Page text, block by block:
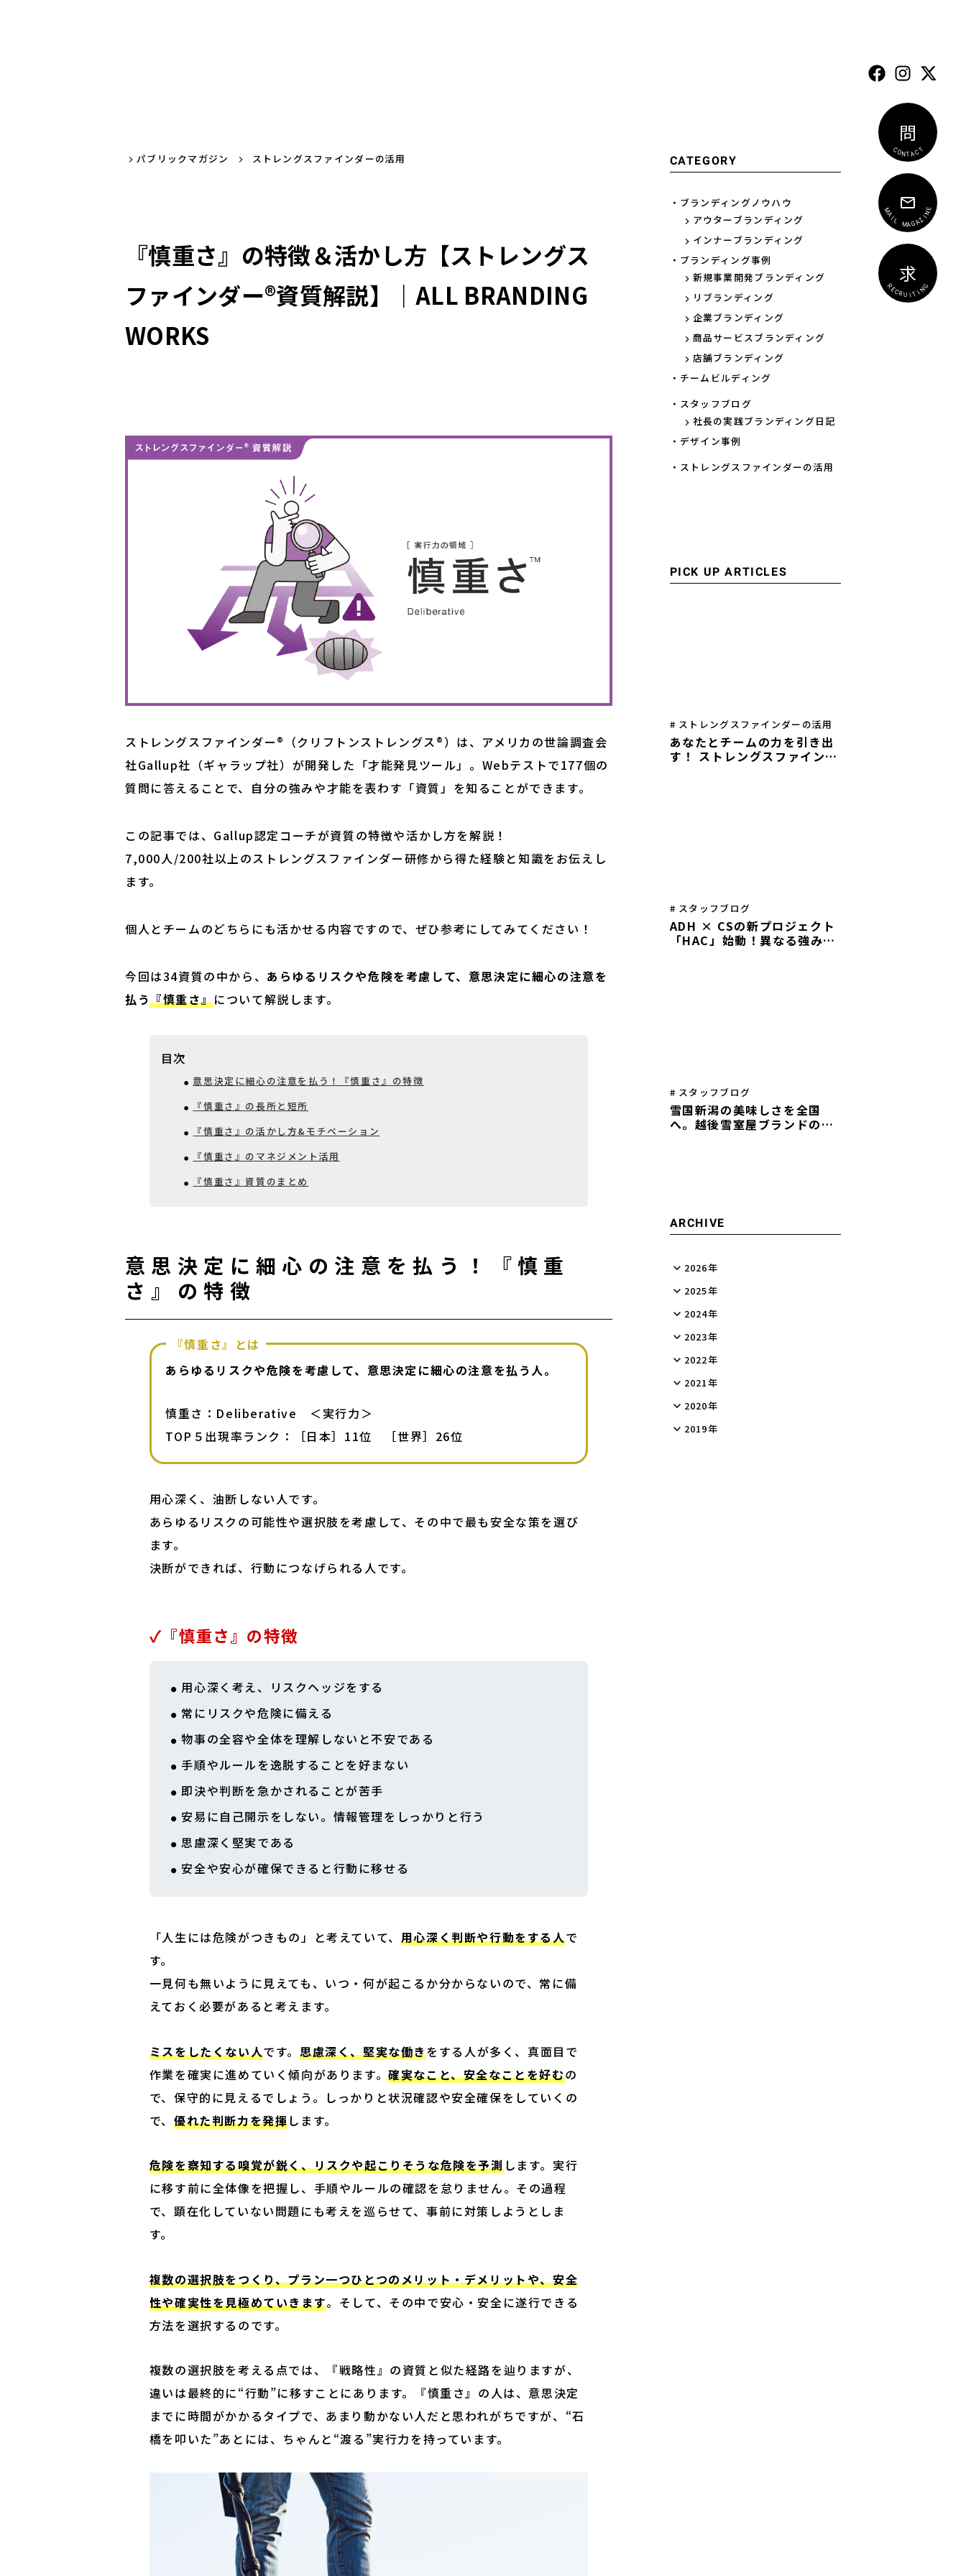
C
ONTA
C
T
問
M
A
ILMA
G
A
Z
I
N
E
R
E
C
RUITI
N
G
求
パブリックマガジン ストレングスファインダーの活用
『慎重さ』の特徴＆活かし方【ストレングス
ファインダー®資質解説】｜ALL BRANDING
WORKS
ストレングスファインダー®（クリフトンストレングス®）は、アメリカの世論調査会
社Gallup社（ギャラップ社）が開発した「才能発見ツール」。Webテストで177個の
質問に答えることで、自分の強みや才能を表わす「資質」を知ることができます。
この記事では、Gallup認定コーチが資質の特徴や活かし方を解説！
7,000人/200社以上のストレングスファインダー研修から得た経験と知識をお伝えし
ます。
個人とチームのどちらにも活かせる内容ですので、ぜひ参考にしてみてください！
今回は34資質の中から、 あらゆるリスクや危険を考慮して、意思決定に細心の注意を
払う『慎重さ』について解説します。
目次
意思決定に細心の注意を払う！『慎重さ』の特徴
『慎重さ』の長所と短所
『慎重さ』の活かし方&モチベーション
『慎重さ』のマネジメント活用
『慎重さ』資質のまとめ
意思決定に細心の注意を払う！『慎重
さ』の特徴
『慎重さ』とは
あらゆるリスクや危険を考慮して、意思決定に細心の注意を払う人。
慎重さ：Deliberative　＜実行力＞
TOP５出現率ランク：［日本］11位　［世界］26位
用心深く、油断しない人です。
あらゆるリスクの可能性や選択肢を考慮して、その中で最も安全な策を選び
ます。
決断ができれば、行動につなげられる人です。
✓『慎重さ』の特徴
用心深く考え、リスクヘッジをする
常にリスクや危険に備える
物事の全容や全体を理解しないと不安である
手順やルールを逸脱することを好まない
即決や判断を急かされることが苦手
安易に自己開示をしない。情報管理をしっかりと行う
思慮深く堅実である
安全や安心が確保できると行動に移せる
「人生には危険がつきもの」と考えていて、 用心深く判断や行動をする人で
す。
一見何も無いように見えても、いつ・何が起こるか分からないので、常に備
えておく必要があると考えます。
ミスをしたくない人です。思慮深く、堅実な働きをする人が多く、真面目で
作業を確実に進めていく傾向があります。確実なこと、安全なことを好むの
で、保守的に見えるでしょう。しっかりと状況確認や安全確保をしていくの
で、優れた判断力を発揮します。
危険を察知する嗅覚が鋭く、リスクや起こりそうな危険を予測します。実行
に移す前に全体像を把握し、手順やルールの確認を怠りません。その過程
で、顕在化していない問題にも考えを巡らせて、事前に対策しようとしま
す。
複数の選択肢をつくり、プラン一つひとつのメリット・デメリットや、安全
性や確実性を見極めていきます。そして、その中で安心・安全に遂行できる
方法を選択するのです。
複数の選択肢を考える点では、『戦略性』の資質と似た経路を辿りますが、
違いは最終的に“行動”に移すことにあります。『慎重さ』の人は、意思決定
までに時間がかかるタイプで、あまり動かない人だと思われがちですが、“石
橋を叩いた”あとには、ちゃんと“渡る”実行力を持っています。
CATEGORY
・ブランディングノウハウ
アウターブランディング
インナーブランディング
・ブランディング事例
新規事業開発ブランディング
リブランディング
企業ブランディング
商品サービスブランディング
店舗ブランディング
・チームビルディング
・スタッフブログ
社長の実践ブランディング日記
・デザイン事例
・ストレングスファインダーの活用
PICK UP ARTICLES
# ストレングスファインダーの活用
あなたとチームの力を引き出
す！ ストレングスファインダ
# スタッフブログ
ADH × CSの新プロジェクト
「HAC」始動！異なる強みを
# スタッフブログ
雪国新潟の美味しさを全国
へ。越後雪室屋ブランドの歩
ARCHIVE
2026年
2025年
2024年
2023年
2022年
2021年
2020年
2019年